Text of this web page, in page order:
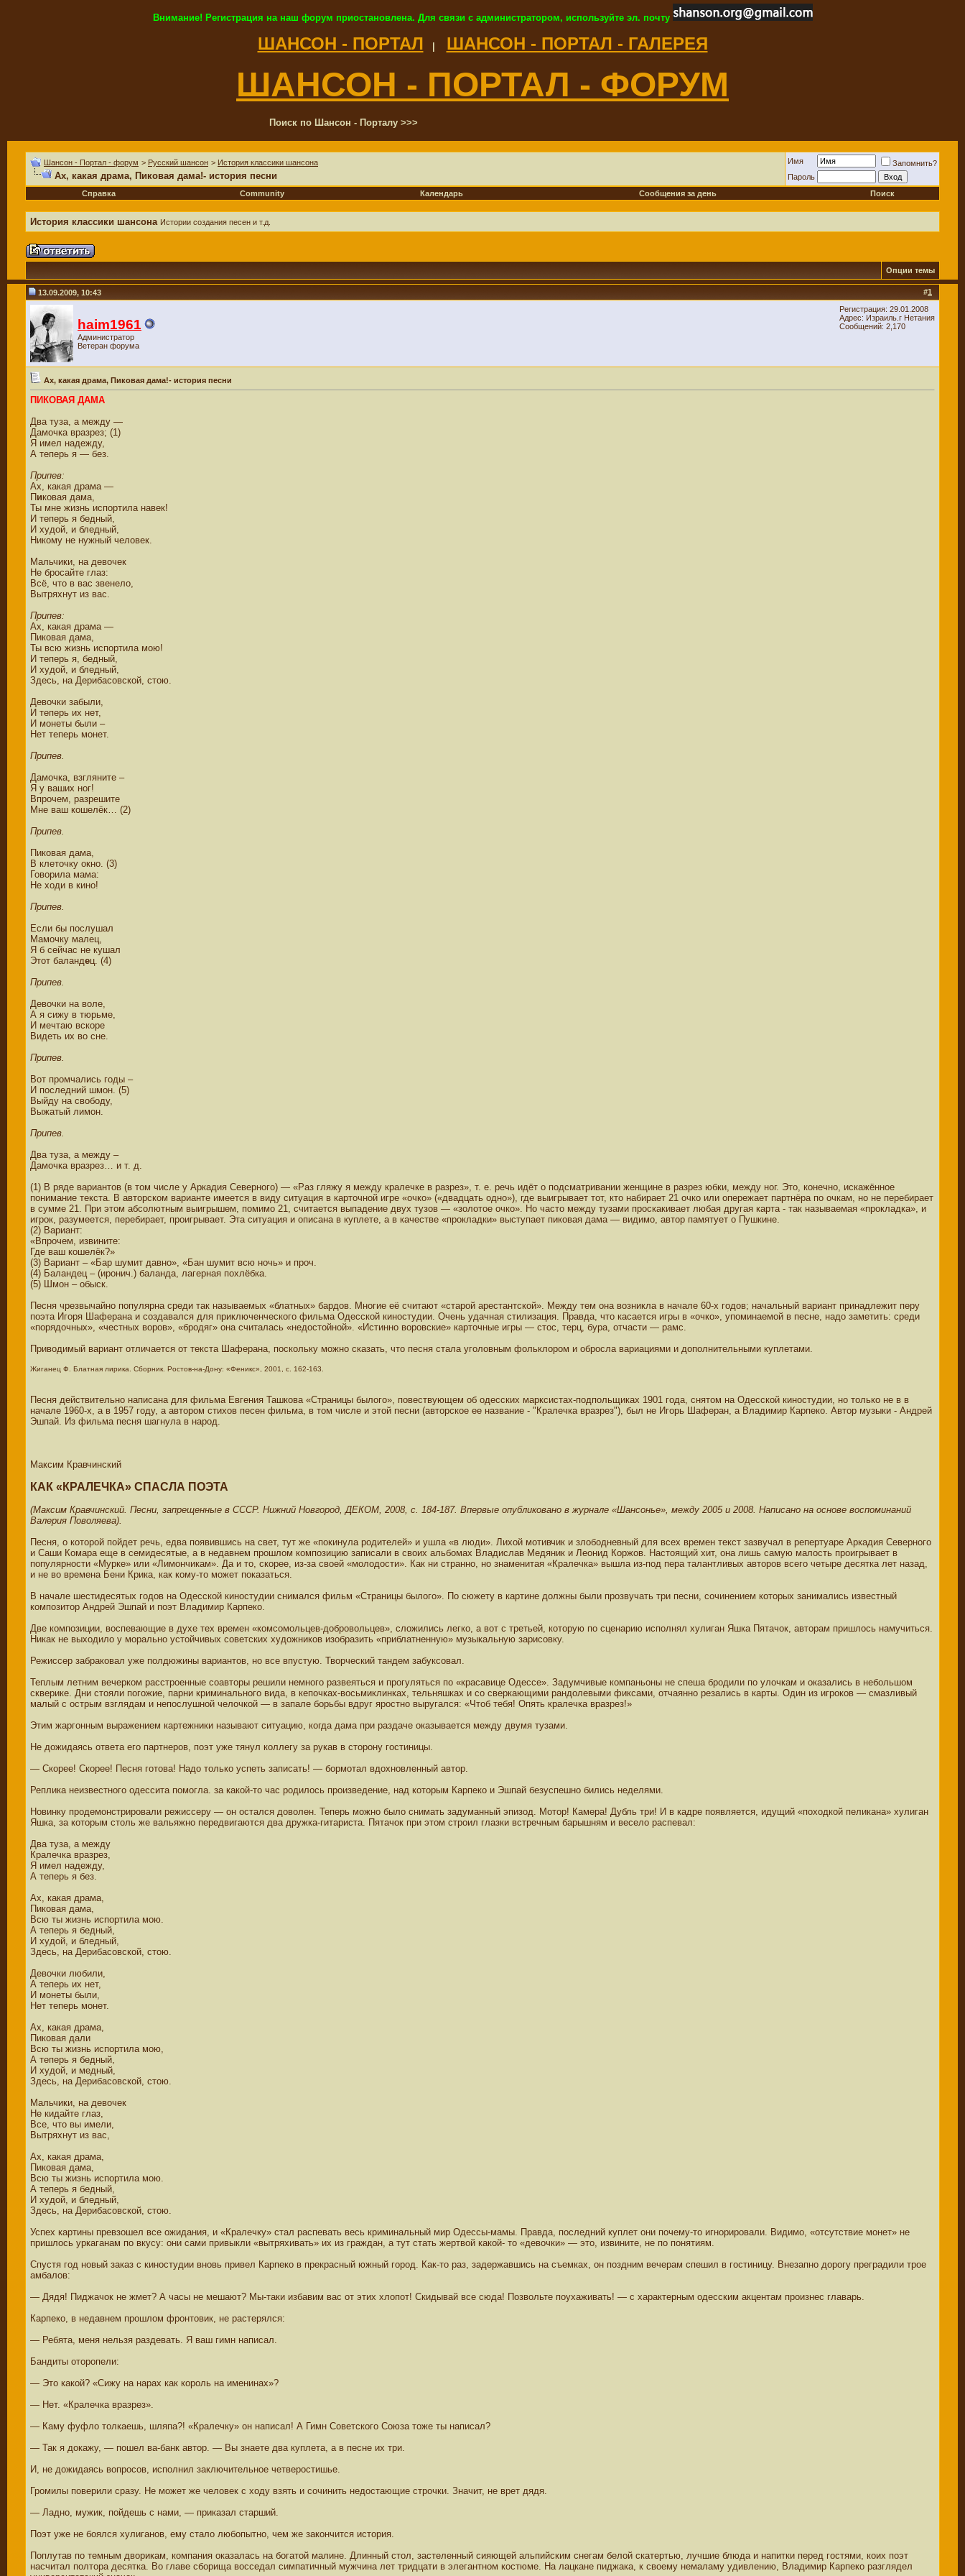
Внимание! Регистрация на наш форум приостановлена. Для связи с администратором, используйте эл. почту
ШАНСОН - ПОРТАЛ ШАНСОН - ПОРТАЛ - ГАЛЕРЕЯ
ШАНСОН - ПОРТАЛ - ФОРУМ
Поиск по Шансон - Порталу >>>
Шансон - Портал - форум > Русский шансон > История классики шансона
Ах, какая драма, Пиковая дама!- история песни
Имя
Запомнить?
Пароль
Справка
Community Календарь Сообщения за день Поиск
История классики шансона Истории создания песен и т.д.
Опции темы
#1
13.09.2009, 10:43
haim1961
Администратор
Ветеран форума
Регистрация: 29.01.2008
Адрес: Израиль.г Нетания
Сообщений: 2,170
Ах, какая драма, Пиковая дама!- история песни
ПИКОВАЯ ДАМА
Два туза, а между —
Дамочка вразрез; (1)
Я имел надежду,
А теперь я — без.
Припев:
Ах, какая драма —
П иковая дама,
Ты мне жизнь испортила навек!
И теперь я бедный,
И худой, и бледный,
Никому не нужный человек.
Мальчики, на девочек
Не бросайте глаз:
Всё, что в вас звенело,
Вытряхнут из вас.
Припев:
Ах, какая драма —
Пиковая дама,
Ты всю жизнь испортила мою!
И теперь я, бедный,
И худой, и бледный,
Здесь, на Дерибасовской, стою.
Девочки забыли,
И теперь их нет,
И монеты были –
Нет теперь монет.
Припев.
Дамочка, взгляните –
Я у ваших ног!
Впрочем, разрешите
Мне ваш кошелёк… (2)
Припев.
Пиковая дама,
В клеточку окно. (3)
Говорила мама:
Не ходи в кино!
Припев.
Если бы послушал
Мамочку малец,
Я б сейчас не кушал
Этот баландец. (4)
Припев.
Девочки на воле,
А я сижу в тюрьме,
И мечтаю вскоре
Видеть их во сне.
Припев.
Вот промчались годы –
И последний шмон. (5)
Выйду на свободу,
Выжатый лимон.
Припев.
Два туза, а между –
Дамочка вразрез… и т. д.
(1) В ряде вариантов (в том числе у Аркадия Северного) — «Раз гляжу я между кралечке в разрез», т. е. речь идёт о подсматривании женщине в разрез юбки, между ног. Это, конечно, искажённое
понимание текста. В авторском варианте имеется в виду ситуация в карточной игре «очко» («двадцать одно»), где выигрывает тот, кто набирает 21 очко или опережает партнёра по очкам, но не перебирает
в сумме 21. При этом абсолютным выигрышем, помимо 21, считается выпадение двух тузов — «золотое очко». Но часто между тузами проскакивает любая другая карта - так называемая «прокладка», и
игрок, разумеется, перебирает, проигрывает. Эта ситуация и описана в куплете, а в качестве «прокладки» выступает пиковая дама — видимо, автор памятует о Пушкине.
(2) Вариант:
«Впрочем, извините:
Где ваш кошелёк?»
(3) Вариант – «Бар шумит давно», «Бан шумит всю ночь» и проч.
(4) Баландец – (иронич.) баланда, лагерная похлёбка.
(5) Шмон – обыск.
Песня чрезвычайно популярна среди так называемых «блатных» бардов. Многие её считают «старой арестантской». Между тем она возникла в начале 60-х годов; начальный вариант принадлежит перу
поэта Игоря Шаферана и создавался для приключенческого фильма Одесской киностудии. Очень удачная стилизация. Правда, что касается игры в «очко», упоминаемой в песне, надо заметить: среди
«порядочных», «честных воров», «бродяг» она считалась «недостойной». «Истинно воровские» карточные игры — стос, терц, бура, отчасти — рамс.
Приводимый вариант отличается от текста Шаферана, поскольку можно сказать, что песня стала уголовным фольклором и обросла вариациями и дополнительными куплетами.
Жиганец Ф. Блатная лирика. Сборник. Ростов-на-Дону: «Феникс», 2001, с. 162-163.
Песня действительно написана для фильма Евгения Ташкова «Страницы былого», повествующем об одесских марксистах-подпольщиках 1901 года, снятом на Одесской киностудии, но только не в в
начале 1960-х, а в 1957 году, а автором стихов песен фильма, в том числе и этой песни (авторское ее название - "Кралечка вразрез"), был не Игорь Шаферан, а Владимир Карпеко. Автор музыки - Андрей
Эшпай. Из фильма песня шагнула в народ.
Максим Кравчинский
КАК «КРАЛЕЧКА» СПАСЛА ПОЭТА
(Максим Кравчинский. Песни, запрещенные в СССР. Нижний Новгород, ДЕКОМ, 2008, с. 184-187. Впервые опубликовано в журнале «Шансонье», между 2005 и 2008. Написано на основе воспоминаний
Валерия Поволяева).
Песня, о которой пойдет речь, едва появившись на свет, тут же «покинула родителей» и ушла «в люди». Лихой мотивчик и злободневный для всех времен текст зазвучал в репертуаре Аркадия Северного
и Саши Комара еще в семидесятые, а в недавнем прошлом композицию записали в своих альбомах Владислав Медяник и Леонид Коржов. Настоящий хит, она лишь самую малость проигрывает в
популярности «Мурке» или «Лимончикам». Да и то, скорее, из-за своей «молодости». Как ни странно, но знаменитая «Кралечка» вышла из-под пера талантливых авторов всего четыре десятка лет назад,
и не во времена Бени Крика, как кому-то может показаться.
В начале шестидесятых годов на Одесской киностудии снимался фильм «Страницы былого». По сюжету в картине должны были прозвучать три песни, сочинением которых занимались известный
композитор Андрей Эшпай и поэт Владимир Карпеко.
Две композиции, воспевающие в духе тех времен «комсомольцев-добровольцев», сложились легко, а вот с третьей, которую по сценарию исполнял хулиган Яшка Пятачок, авторам пришлось намучиться.
Никак не выходило у морально устойчивых советских художников изобразить «приблатненную» музыкальную зарисовку.
Режиссер забраковал уже полдюжины вариантов, но все впустую. Творческий тандем забуксовал.
Теплым летним вечерком расстроенные соавторы решили немного развеяться и прогуляться по «красавице Одессе». Задумчивые компаньоны не спеша бродили по улочкам и оказались в небольшом
скверике. Дни стояли погожие, парни криминального вида, в кепочках-восьмиклинках, тельняшках и со сверкающими рандолевыми фиксами, отчаянно резались в карты. Один из игроков — смазливый
малый с острым взглядам и непослушной челочкой — в запале борьбы вдруг яростно выругался: «Чтоб тебя! Опять кралечка вразрез!»
Этим жаргонным выражением картежники называют ситуацию, когда дама при раздаче оказывается между двумя тузами.
Не дожидаясь ответа его партнеров, поэт уже тянул коллегу за рукав в сторону гостиницы.
— Скорее! Скорее! Песня готова! Надо только успеть записать! — бормотал вдохновленный автор.
Реплика неизвестного одессита помогла. за какой-то час родилось произведение, над которым Карпеко и Эшпай безуспешно бились неделями.
Новинку продемонстрировали peжиссеру — он остался доволен. Теперь можно было снимать задуманный эпизод. Мотор! Камерa! Дубль три! И в кадре появляется, идущий «походкой пеликана» хулиган
Яшка, за которым столь же вальяжно передвигаются два дружка-гитариста. Пятачок при этом строил глазки встречным барышням и весело распевал:
Два туза, а между
Кралечка вразрез,
Я имел надежду,
А теперь я без.
Ах, какая драма,
Пиковая дама,
Всю ты жизнь испортила мою.
А теперь я бедный,
И худой, и бледный,
Здесь, на Дерибасовской, стою.
Девочки любили,
А теперь их нет,
И монеты были,
Нет теперь монет.
Ах, какая драма,
Пиковая дали
Всю ты жизнь испортила мою,
А теперь я бедный,
И худой, и медный,
Здесь, на Дерибасовской, стою.
Мальчики, на девочек
Не кидайте глаз,
Все, что вы имели,
Вытряхнут из вас,
Ах, какая драма,
Пиковая дама,
Всю ты жизнь испортила мою.
А теперь я бедный,
И худой, и бледный,
Здесь, на Дерибасовской, стою.
Успех картины превзошел все ожидания, и «Кралечку» стал распевать весь криминальный мир Одессы-мамы. Правда, последний куплет они почему-то игнорировали. Видимо, «отсутствие монет» не
пришлось уркаганам по вкусу: они сами привыкли «вытряхивать» их из граждан, а тут стать жертвой какой- то «девочки» — это, извините, не по понятиям.
Спустя год новый заказ с киностудии вновь привел Карпеко в прекрасный южный город. Как-то раз, задержавшись на съемках, он поздним вечерам спешил в гостиницу. Внезапно дорогу преградили трое
амбалов:
— Дядя! Пиджачок не жмет? А часы не мешают? Мы-таки избавим вас от этих хлопот! Скидывай все сюда! Позвольте поухаживать! — с характерным одесским акцентам произнес главарь.
Карпеко, в недавнем прошлом фронтовик, не растерялся:
— Ребята, меня нельзя раздевать. Я ваш гимн написал.
Бандиты оторопели:
— Это какой? «Сижу на нарах как король на именинах»?
— Нет. «Кралечка вразрез».
— Каму фуфло толкаешь, шляпа?! «Кралечку» он написал! А Гимн Советского Союза тоже ты написал?
— Так я докажу, — пошел ва-банк автор. — Вы знаете два куплета, а в песне их три.
И, не дожидаясь вопросов, исполнил заключительное четверостишье.
Громилы поверили сразу. Не может же человек с ходу взять и сочинить недостающие строчки. Значит, не врет дядя.
— Ладно, мужик, пойдешь с нами, — приказал старший.
Поэт уже не боялся хулиганов, ему стало любопытно, чем же закончится история.
Поплутав по темным дворикам, компания оказалась на богатой малине. Длинный стол, застеленный сияющей альпийским снегам белой скатертью, лучшие блюда и напитки перед гостями, коих поэт
насчитал полтора десятка. Во главе сборища восседал симпатичный мужчина лет тридцати в элегантном костюме. На лацкане пиджака, к своему немаламу удивлению, Владимир Карпеко разглядел